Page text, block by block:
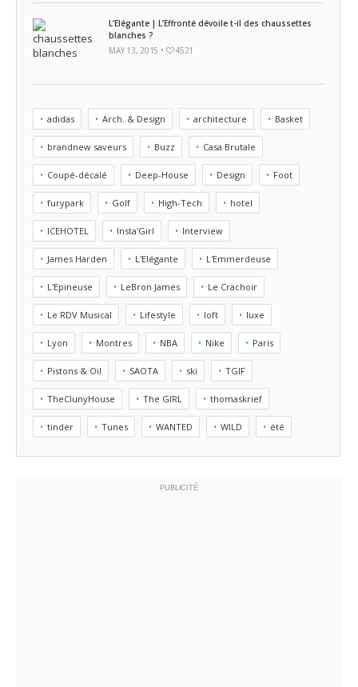
L’Elégante | L’Effronté dévoile t-il des chaussettes
blanches ?
MAY 13, 2015 •
4521
adidas Arch. & Design architecture Basket
brandnew saveurs Buzz Casa Brutale
Coupé-décalé Deep-House Design Foot
furypark Golf High-Tech hotel
ICEHOTEL Insta'Girl Interview
James Harden L'Elégante L'Emmerdeuse
L'Epineuse LeBron James Le Crachoir
Le RDV Musical Lifestyle loft luxe
Lyon Montres NBA Nike Paris
Pistons & Oil SAOTA ski TGIF
TheClunyHouse The GIRL thomaskrief
tinder Tunes WANTED WILD été
PUBLICITÉ